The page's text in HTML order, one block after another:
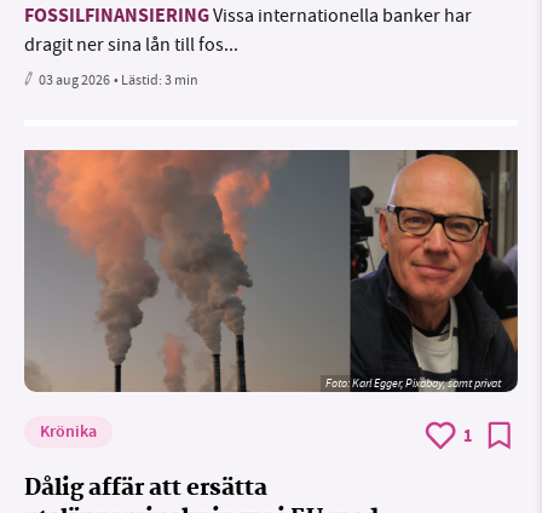
FOSSILFINANSIERINGVissa internationella banker har
dragit ner sina lån till fos...
03 aug 2026• Lästid:3 min
Foto:Karl Egger, Pixabay, samt privat
Krönika 1
Dålig affär att ersätta